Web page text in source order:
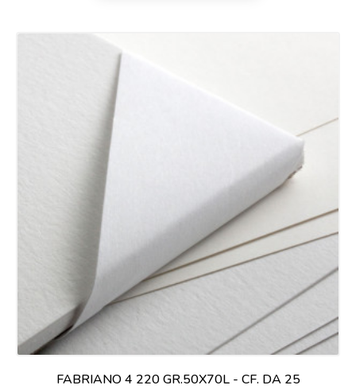
FABRIANO 4 220 GR.50X70L - CF. DA 25